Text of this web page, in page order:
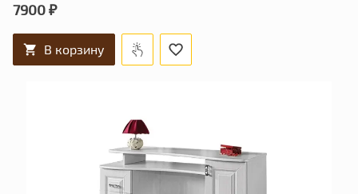
7900 ₽
В корзину